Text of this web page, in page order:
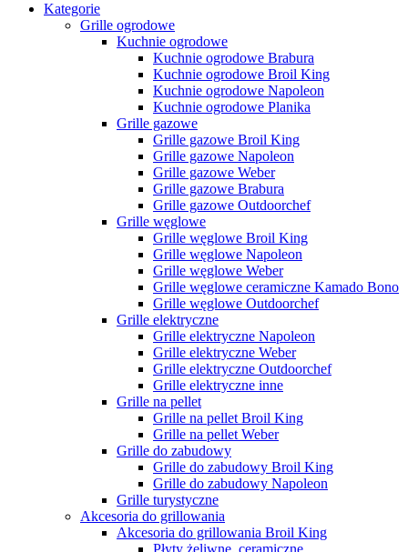
Kategorie
Grille ogrodowe
Kuchnie ogrodowe
Kuchnie ogrodowe Brabura
Kuchnie ogrodowe Broil King
Kuchnie ogrodowe Napoleon
Kuchnie ogrodowe Planika
Grille gazowe
Grille gazowe Broil King
Grille gazowe Napoleon
Grille gazowe Weber
Grille gazowe Brabura
Grille gazowe Outdoorchef
Grille węglowe
Grille węglowe Broil King
Grille węglowe Napoleon
Grille węglowe Weber
Grille węglowe ceramiczne Kamado Bono
Grille węglowe Outdoorchef
Grille elektryczne
Grille elektryczne Napoleon
Grille elektryczne Weber
Grille elektryczne Outdoorchef
Grille elektryczne inne
Grille na pellet
Grille na pellet Broil King
Grille na pellet Weber
Grille do zabudowy
Grille do zabudowy Broil King
Grille do zabudowy Napoleon
Grille turystyczne
Akcesoria do grillowania
Akcesoria do grillowania Broil King
Płyty żeliwne, ceramiczne